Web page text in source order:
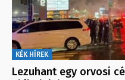
KÉK HÍREK
Lezuhant egy orvosi